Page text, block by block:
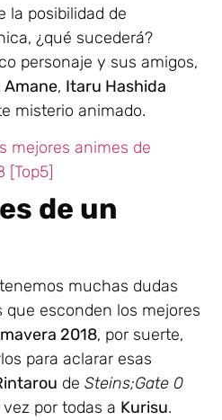
la posibilidad de
¿qué sucederá?
personaje y sus amigos,
Amane, Itaru Hashida
misterio animado.
mejores animes de
[Top5]
de un
muchas dudas
esconden los mejores
2018, por suerte,
para aclarar esas
de Steins;Gate 0
por todas a Kurisu.